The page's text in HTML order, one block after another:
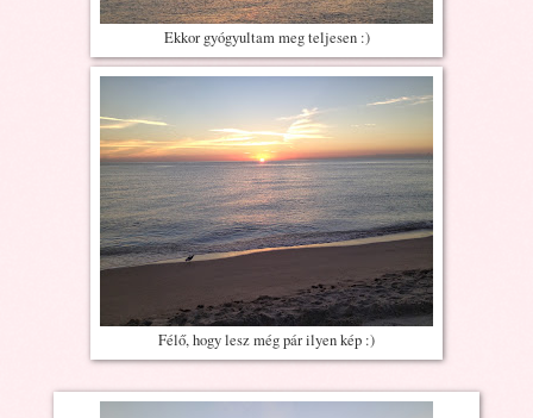
Ekkor gyógyultam meg teljesen :)
Félő, hogy lesz még pár ilyen kép :)